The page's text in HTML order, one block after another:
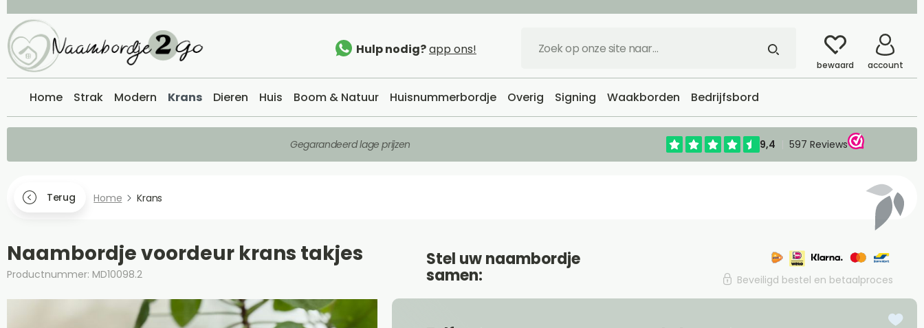
Hulp nodig?app ons!
bewaard account
Home Strak Modern Krans Dieren Huis Boom & Natuur Huisnummerbordje Overig Signing Waakborden Bedrijfsbord
Gegarandeerd lage prijzen
Terug Home Krans
Naambordje voordeur krans takjes
Productnummer: MD10098.2
Stel uw naambordje
samen: Beveiligd bestel en betaalproces